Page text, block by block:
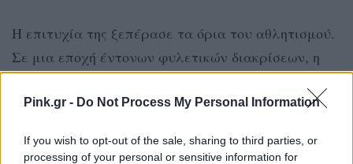
Pink.gr - Do Not Process My Personal Information
If you wish to opt-out of the sale, sharing to third parties, or
processing of your personal or sensitive information for
Η επιτυχία της ξεπέρασε τα όρια του αθλητισμού.
Σε μια εποχή έντονων φυλετικών διακρίσεων, η
Ολυμπιακού βάθρου έγινε σύμβολο δύναμης και
έγινε και η πρώτη Αφροαμερικανίδα που